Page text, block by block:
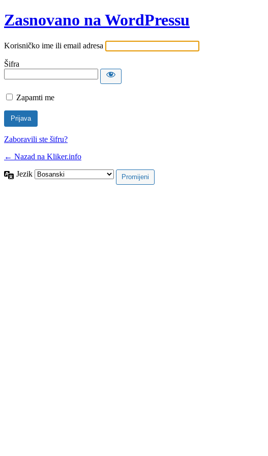
Zasnovano na WordPressu
Korisničko ime ili email adresa
Šifra
Zapamti me
Zaboravili ste šifru?
← Nazad na Kliker.info
Jezik